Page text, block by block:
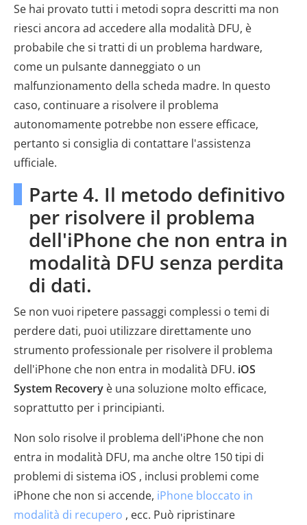
Se hai provato tutti i metodi sopra descritti ma non
riesci ancora ad accedere alla modalità DFU, è
probabile che si tratti di un problema hardware,
come un pulsante danneggiato o un
malfunzionamento della scheda madre. In questo
caso, continuare a risolvere il problema
autonomamente potrebbe non essere efficace,
pertanto si consiglia di contattare l'assistenza
ufficiale.
Parte 4. Il metodo definitivo
per risolvere il problema
dell'iPhone che non entra in
modalità DFU senza perdita
di dati.
Se non vuoi ripetere passaggi complessi o temi di
perdere dati, puoi utilizzare direttamente uno
strumento professionale per risolvere il problema
dell'iPhone che non entra in modalità DFU. iOS
System Recovery è una soluzione molto efficace,
soprattutto per i principianti.
Non solo risolve il problema dell'iPhone che non
entra in modalità DFU, ma anche oltre 150 tipi di
problemi di sistema iOS , inclusi problemi come
iPhone che non si accende, iPhone bloccato in
modalità di recupero , ecc. Può ripristinare